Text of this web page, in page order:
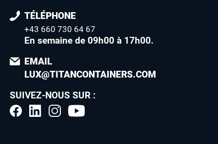
TÉLÉPHONE
+43 660 730 64 67
En semaine de 09h00 à 17h00.
EMAIL
LUX@TITANCONTAINERS.COM
SUIVEZ-NOUS SUR :